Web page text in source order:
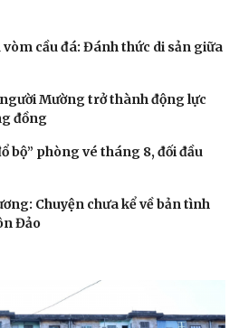
vòm cầu đá: Đánh thức di sản giữa
Mường trở thành động lực
đồng
bộ” phòng vé tháng 8, đối đầu
Chuyện chưa kể về bản tình
Đảo